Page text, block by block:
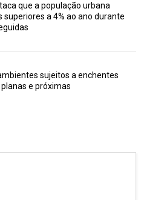
que a população urbana
superiores a 4% ao ano durante
sujeitos a enchentes
e próximas